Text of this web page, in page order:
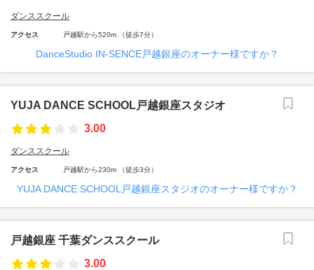
ダンススクール
アクセス 戸越駅から520m （徒歩7分）
DanceStudio IN-SENCE戸越銀座のオーナー様ですか？
YUJA DANCE SCHOOL戸越銀座スタジオ
3.00
ダンススクール
アクセス 戸越駅から230m （徒歩3分）
YUJA DANCE SCHOOL戸越銀座スタジオのオーナー様ですか？
戸越銀座 千葉ダンススクール
3.00